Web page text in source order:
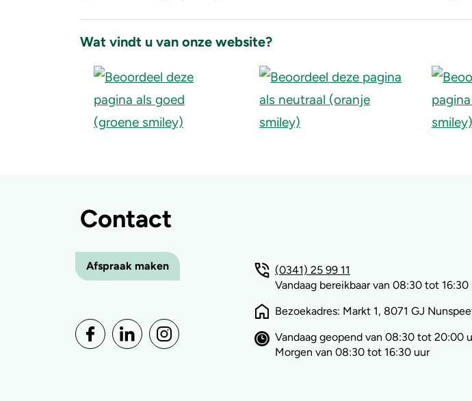
Wat vindt u van onze website?
Contact
Afspraak maken
(0341) 25 99 11
Vandaag bereikbaar van 08:30 tot 16:30
Bezoekadres: Markt 1, 8071 GJ
Vandaag geopend van 08:30 tot 20:00
Morgen van 08:30 tot 16:30 uur